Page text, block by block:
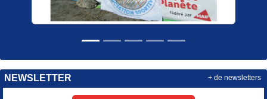
NEWSLETTER + de newsletters